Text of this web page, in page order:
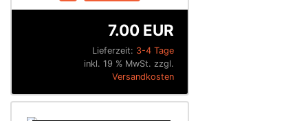
Lieferzeit: 3-4 Tage
7.00 EUR
inkl. 19 % MwSt. zzgl.
Versandkosten